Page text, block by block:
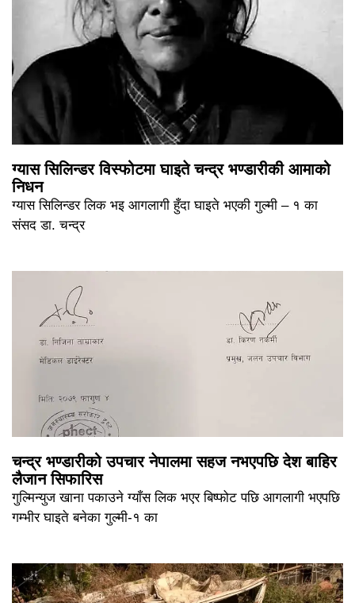
ग्यास सिलिन्डर विस्फोटमा घाइते चन्द्र भण्डारीकी आमाको
निधन
ग्यास सिलिन्डर लिक भइ आगलागी हुँदा घाइते भएकी गुल्मी – १ का
संसद डा. चन्द्र
चन्द्र भण्डारीको उपचार नेपालमा सहज नभएपछि देश बाहिर
लैजान सिफारिस
गुल्मिन्युज खाना पकाउने ग्याँस लिक भएर बिष्फोट पछि आगलागी भएपछि
गम्भीर घाइते बनेका गुल्मी-१ का